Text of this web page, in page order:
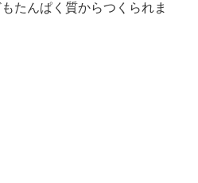
たんぱく質からつくられま